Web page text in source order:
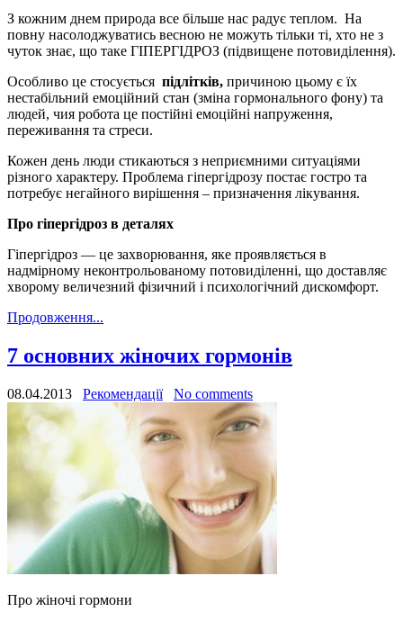
З кожним днем природа все більше нас радує теплом. На
повну насолоджуватись весною не можуть тільки ті, хто не з
чуток знає, що таке ГІПЕРГІДРОЗ (підвищене потовиділення).
Особливо це стосується підлітків, причиною цьому є їх
нестабільний емоційний стан (зміна гормонального фону) та
людей, чия робота це постійні емоційні напруження,
переживання та стреси.
Кожен день люди стикаються з неприємними ситуаціями
різного характеру. Проблема гіпергідрозу постає гостро та
потребує негайного вирішення – призначення лікування.
Про гіпергідроз в деталях
Гіпергідроз — це захворювання, яке проявляється в
надмірному неконтрольованому потовиділенні, що доставляє
хворому величезний фізичний і психологічний дискомфорт.
Продовження...
7 основних жіночих гормонів
08.04.2013 Рекомендації No comments
Про жіночі гормони